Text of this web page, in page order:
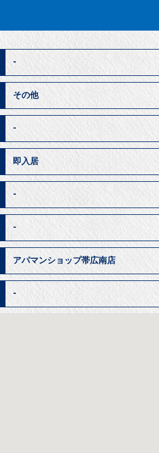
-
その他
-
即入居
-
-
アパマンショップ帯広南店
-